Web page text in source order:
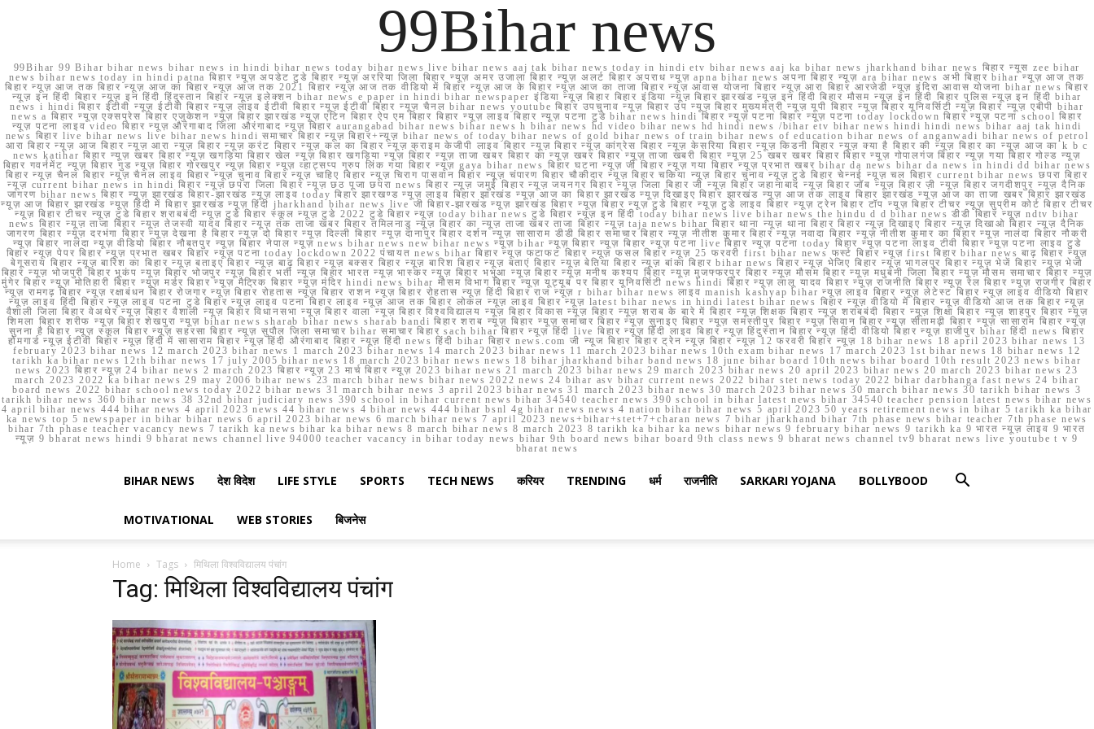
99Bihar news
99Bihar 99 Bihar bihar news bihar news in hindi bihar news today bihar news live bihar news aaj tak bihar news today in hindi etv bihar news aaj ka bihar news jharkhand bihar news बिहार न्यूस zee bihar
news bihar news today in hindi patna बिहार न्यूज़ अपडेट टुडे बिहार न्यूज़ अररिया जिला बिहार न्यूज़ अमर उजाला बिहार न्यूज़ अलर्ट बिहार अपराध न्यूज़ apna bihar news अपना बिहार न्यूज़ ara bihar news अभी बिहार bihar न्यूज़ आज तक
बिहार न्यूज़ आज तक बिहार न्यूज़ आज का बिहार न्यूज़ आज तक 2021 बिहार न्यूज़ आज तक वीडियो में बिहार न्यूज़ आज के बिहार न्यूज़ आज का ताजा बिहार न्यूज़ आवास योजना बिहार न्यूज़ आरा बिहार आरजेडी न्यूज़ इंदिरा आवास योजना bihar news बिहार
न्यूज़ इन हिंदी बिहार न्यूज़ इन हिंदी हिंदुस्तान बिहार न्यूज़ इलेक्शन bihar news e paper in hindi bihar newspaper इंडिया न्यूज़ बिहार बिहार इंडिया न्यूज़ बिहार झारखंड न्यूज़ इन हिंदी बिहार मौसम न्यूज़ इन हिंदी बिहार पुलिस न्यूज़ इन हिंदी bihar
news i hindi बिहार ईटीवी न्यूज़ ईटीवी बिहार न्यूज़ लाइव ईटीवी बिहार न्यूज़ ईटीवी बिहार न्यूज़ चैनल bihar news youtube बिहार उपचुनाव न्यूज़ बिहार उप न्यूज़ बिहार मुख्यमंत्री न्यूज़ यूपी बिहार न्यूज़ बिहार यूनिवर्सिटी न्यूज़ बिहार न्यूज़ एबीपी bihar
news a बिहार न्यूज़ एक्सप्रेस बिहार एजुकेशन न्यूज़ बिहार झारखंड न्यूज़ एटिन बिहार ऐप एम बिहार बिहार न्यूज़ लाइव बिहार न्यूज़ पटना टुडे bihar news hindi बिहार न्यूज़ पटना बिहार न्यूज़ पटना today lockdown बिहार न्यूज़ पटना school बिहार
न्यूज़ पटना लाइव video बिहार न्यूज़ औरंगाबाद जिला औरंगाबाद न्यूज़ बिहार aurangabad bihar news bihar news h bihar news hd video bihar news hd hindi news /bihar etv bihar news hindi hindi news bihar aaj tak hindi
news बिहार live bihar news live bihar news hindi समाचार बिहार न्यूज़ बिहार+न्यूज़ bihar news of today bihar news of gold bihar news of train bihar news of education bihar news of anganwadi bihar news of petrol
आरा बिहार न्यूज़ आज बिहार न्यूज़ आरा न्यूज़ बिहार न्यूज़ करंट बिहार न्यूज़ कल का बिहार न्यूज़ क्राइम केजीपी लाइव बिहार न्यूज़ बिहार न्यूज़ कांग्रेस बिहार न्यूज़ केसरिया बिहार न्यूज़ किडनी बिहार न्यूज़ क्या है बिहार की न्यूज़ बिहार का न्यूज़ आज का k b c
news katihar बिहार न्यूज़ खबर बिहार न्यूज़ खगड़िया बिहार खेल न्यूज़ बिहार खगड़िया न्यूज़ बिहार न्यूज़ ताजा खबर बिहार का न्यूज़ खबर बिहार न्यूज़ ताजा खबरी बिहार न्यूज़ 25 खबर खबर बिहार बिहार न्यूज़ गोपालगंज बिहार न्यूज़ गया बिहार गोल्ड न्यूज़
बिहार गवर्नमेंट न्यूज़ बिहार गुड न्यूज़ बिहार गोरखपुर न्यूज़ बिहार न्यूज़ व्हाट्सप्प ग्रुप लिंक गया बिहार न्यूज़ gaya bihar news बिहार घटना न्यूज़ जी बिहार न्यूज़ गया बिहार न्यूज़ प्रभात खबर bihar da news bihar da news in hindi dd bihar news
बिहार न्यूज़ चैनल बिहार न्यूज़ चैनल लाइव बिहार न्यूज़ चुनाव बिहार न्यूज़ चाहिए बिहार न्यूज़ चिराग पासवान बिहार न्यूज़ चंपारण बिहार चौकीदार न्यूज़ बिहार चकिया न्यूज़ बिहार चुनाव न्यूज़ टुडे बिहार चेन्नई न्यूज़ चल बिहार current bihar news छपरा बिहार
न्यूज़ current bihar news in hindi बिहार न्यूज़ छपरा जिला बिहार न्यूज़ छठ पूजा छपरा news बिहार न्यूज़ जमुई बिहार न्यूज़ जयनगर बिहार न्यूज़ जिला बिहार जी न्यूज़ बिहार जहानाबाद न्यूज़ बिहार जॉब न्यूज़ बिहार ज़ी न्यूज़ बिहार जगदीशपुर न्यूज़ दैनिक
जागरण bihar news बिहार न्यूज़ झारखंड बिहार-झारखंड न्यूज़ लाइव today बिहार झारखण्ड न्यूज़ लाइव बिहार झारखंड न्यूज़ आज का बिहार झारखंड न्यूज़ दिखाइए बिहार झारखंड न्यूज़ आज तक लाइव बिहार झारखंड न्यूज़ आज का ताजा खबर बिहार झारखंड
न्यूज़ आज बिहार झारखंड न्यूज़ हिंदी में बिहार झारखंड न्यूज़ हिंदी jharkhand bihar news live जी बिहार-झारखंड न्यूज़ झारखंड बिहार न्यूज़ बिहार न्यूज़ टुडे बिहार न्यूज़ टुडे लाइव बिहार न्यूज़ ट्रेन बिहार टॉप न्यूज़ बिहार टीचर न्यूज़ सुप्रीम कोर्ट बिहार टीचर
न्यूज़ बिहार टीचर न्यूज़ टुडे बिहार शराबबंदी न्यूज़ टुडे बिहार स्कूल न्यूज़ टुडे 2022 टुडे बिहार न्यूज़ today bihar news टुडे बिहार न्यूज़ इन हिंदी today bihar news live bihar news the hindu d d bihar news डीडी बिहार न्यूज़ ndtv bihar
news बिहार न्यूज़ ताजा बिहार न्यूज़ तेजस्वी यादव बिहार न्यूज़ तक ताजा खबर बिहार तमिलनाडु न्यूज़ बिहार का न्यूज़ ताजा खबर ताजा बिहार न्यूज़ taja news bihar बिहार थाना न्यूज़ थाना बिहार बिहार न्यूज़ दिखाइए बिहार न्यूज़ दिखाओ बिहार न्यूज़ दैनिक
जागरण बिहार न्यूज़ दरभंगा बिहार न्यूज़ देखना है बिहार न्यूज़ दो बिहार न्यूज़ दिल्ली बिहार न्यूज़ दानापुर बिहार दर्शन न्यूज़ सासाराम डीडी बिहार समाचार बिहार न्यूज़ नीतीश कुमार बिहार न्यूज़ नवादा बिहार न्यूज़ नीतीश कुमार का बिहार न्यूज़ नालंदा बिहार नौकरी
न्यूज़ बिहार नालंदा न्यूज़ वीडियो बिहार नौबतपुर न्यूज़ बिहार नेपाल न्यूज़ news bihar news new bihar news न्यूज़ bihar न्यूज़ बिहार न्यूज़ बिहार न्यूज़ पटना live बिहार न्यूज़ पटना today बिहार न्यूज़ पटना लाइव टीवी बिहार न्यूज़ पटना लाइव टुडे
बिहार न्यूज़ पेपर बिहार न्यूज़ प्रभात खबर बिहार न्यूज़ पटना today lockdown 2022 पंचायत news bihar बिहार न्यूज़ फटाफट बिहार न्यूज़ फसल बिहार न्यूज़ 25 फरवरी first bihar news फर्स्ट बिहार न्यूज़ first बिहार bihar news बाढ़ बिहार न्यूज़
बेगूसराय बिहार न्यूज़ बारिश का बिहार न्यूज़ बताइए बिहार न्यूज़ बाढ़ बिहार न्यूज़ बक्सर बिहार न्यूज़ बारिश बिहार न्यूज़ बताएं बिहार न्यूज़ बेतिया बिहार न्यूज़ बांका बिहार bihar news बिहार न्यूज़ भेजिए बिहार न्यूज़ भागलपुर बिहार न्यूज़ भेजें बिहार न्यूज़ भेजो
बिहार न्यूज़ भोजपुरी बिहार भूकंप न्यूज़ बिहार भोजपुर न्यूज़ बिहार भर्ती न्यूज़ बिहार भारत न्यूज़ भास्कर न्यूज़ बिहार भभुआ न्यूज़ बिहार न्यूज़ मनीष कश्यप बिहार न्यूज़ मुजफ्फरपुर बिहार न्यूज़ मौसम बिहार न्यूज़ मधुबनी जिला बिहार न्यूज़ मौसम समाचार बिहार न्यूज़
मुंगेर बिहार न्यूज़ मोतिहारी बिहार न्यूज़ मर्डर बिहार न्यूज़ मैट्रिक बिहार न्यूज़ मंदिर hindi news bihar मौसम विभाग बिहार न्यूज़ यूट्यूब पर बिहार यूनिवर्सिटी news hindi बिहार न्यूज़ लालू यादव बिहार न्यूज़ राजनीति बिहार न्यूज़ रेल बिहार न्यूज़ राजगीर बिहार
न्यूज़ रामगढ़ बिहार न्यूज़ रक्षाबंधन बिहार रोजगार न्यूज़ बिहार रोहतास न्यूज़ बिहार राशन न्यूज़ बिहार रोहतास न्यूज़ हिंदी बिहार राज न्यूज़ r bihar bihar news लाइव manish kashyap bihar न्यूज़ लाइव बिहार न्यूज़ लेटेस्ट बिहार न्यूज़ लाइव वीडियो बिहार
न्यूज़ लाइव हिंदी बिहार न्यूज़ लाइव पटना टुडे बिहार न्यूज़ लाइव पटना बिहार लाइव न्यूज़ आज तक बिहार लोकल न्यूज़ लाइव बिहार न्यूज़ latest bihar news in hindi latest bihar news बिहार न्यूज़ वीडियो में बिहार न्यूज़ वीडियो आज तक बिहार न्यूज़
वैशाली जिला बिहार वेअथेर न्यूज़ बिहार वैशाली न्यूज़ बिहार विधानसभा न्यूज़ बिहार वाला न्यूज़ बिहार विश्वविद्यालय न्यूज़ बिहार विकास न्यूज़ बिहार न्यूज़ शराब के बारे में बिहार न्यूज़ शिक्षक बिहार न्यूज़ शराबबंदी बिहार न्यूज़ शिक्षा बिहार न्यूज़ शाहपुर बिहार न्यूज़
शिमला बिहार शरीफ न्यूज़ बिहार शेखपुरा न्यूज़ bihar news sharab bihar news sharab bandi बिहार शराब न्यूज़ बिहार न्यूज़ समाचार बिहार न्यूज़ सुनाइए बिहार न्यूज़ समस्तीपुर बिहार न्यूज़ सिवान बिहार न्यूज़ सीतामढ़ी बिहार न्यूज़ सासाराम बिहार न्यूज़
सुनना है बिहार न्यूज़ स्कूल बिहार न्यूज़ सहरसा बिहार न्यूज़ सुपौल जिला समाचार bihar समाचार बिहार sach bihar बिहार न्यूज़ हिंदी live बिहार न्यूज़ हिंदी लाइव बिहार न्यूज़ हिंदुस्तान बिहार न्यूज़ हिंदी वीडियो बिहार न्यूज़ हाजीपुर bihar हिंदी news बिहार
होमगार्ड न्यूज़ ईटीवी बिहार न्यूज़ हिंदी में सासाराम बिहार न्यूज़ हिंदी औरंगाबाद बिहार न्यूज़ हिंदी news हिंदी bihar बिहार news.com जी न्यूज बिहार बिहार ट्रेन न्यूज़ बिहार न्यूज़ 12 फरवरी बिहार न्यूज़ 18 bihar news 18 april 2023 bihar news 13
february 2023 bihar news 12 march 2023 bihar news 1 march 2023 bihar news 14 march 2023 bihar news 11 march 2023 bihar news 10th exam bihar news 17 march 2023 1st bihar news 18 bihar news 12
tarikh ka bihar news 12th bihar news 17 july 2005 bihar news 18 march 2023 bihar news news 18 bihar jharkhand bihar band news 18 june bihar board 10th news bihar board 10th result 2023 news bihar
news 2023 बिहार न्यूज़ 24 bihar news 2 march 2023 बिहार न्यूज़ 23 मार्च बिहार न्यूज़ 2023 bihar news 21 march 2023 bihar news 29 march 2023 bihar news 20 april 2023 bihar news 20 march 2023 bihar news 23
march 2023 2022 ka bihar news 29 may 2006 bihar news 23 march bihar news bihar news 2022 news 24 bihar asv bihar current news 2022 bihar stet news today 2022 bihar darbhanga fast news 24 bihar
board news 2022 bihar school news today 2022 bihar news 31 march bihar news 3 april 2023 bihar news 31 march 2023 bihar news 30 march 2023 bihar news 30 march bihar news 30 tarikh bihar news 3
tarikh bihar news 360 bihar news 38 32nd bihar judiciary news 390 school in bihar current news bihar 34540 teacher news 390 school in bihar latest news bihar 34540 teacher pension latest news bihar news
4 april bihar news 444 bihar news 4 april 2023 news 44 bihar news 4 bihar news 444 bihar bsnl 4g bihar news news 4 nation bihar bihar news 5 april 2023 50 years retirement news in bihar 5 tarikh ka bihar
ka news top 5 newspaper in bihar bihar news 6 april 2023 bihar news 6 march bihar news 7 april 2023 news+bihar+stet+7+charan news 7 bihar jharkhand bihar 7th phase news bihar teacher 7th phase news
bihar 7th phase teacher vacancy news 7 tarikh ka news bihar ka bihar news 8 march bihar news 8 march 2023 8 tarikh ka bihar ka news bihar news 9 february bihar news 9 tarikh ka 9 भारत न्यूज़ लाइव 9 भारत
न्यूज़ 9 bharat news hindi 9 bharat news channel live 94000 teacher vacancy in bihar today news bihar 9th board news bihar board 9th class news 9 bharat news channel tv9 bharat news live youtube t v 9
bharat news
BIHAR NEWS देश विदेश LIFE STYLE SPORTS TECH NEWS करियर TRENDING धर्म राजनीति SARKARI YOJANA BOLLYBOOD
MOTIVATIONAL WEB STORIES बिजनेस
Home Tags मिथिला विश्वविद्यालय पंचांग
Tag: मिथिला विश्वविद्यालय पंचांग